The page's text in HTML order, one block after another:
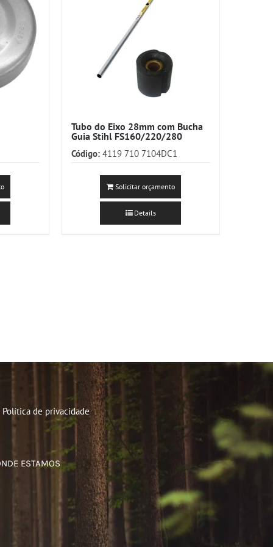
Tubo do Eixo 28mm com Bucha
Guia Stihl FS160/220/280
Código:4119 710 7104DC1
Solicitar orçamento
Details
Política de privacidade
ESTAMOS